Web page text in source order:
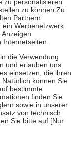
beträgt die
Euro je
Gesundheit zu
zu unterstützen,
18. Lebensjahr
die von der